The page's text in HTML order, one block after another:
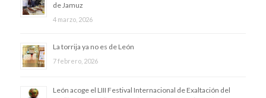
de Jamuz
4 marzo, 2026
La torrija ya no es de León
7 febrero, 2026
​León acoge el LIII Festival Internacional de Exaltación del